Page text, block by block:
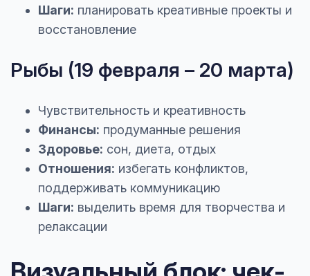
Шаги: планировать креативные проекты и
восстановление
Рыбы (19 февраля – 20 марта)
Чувствительность и креативность
Финансы: продуманные решения
Здоровье: сон, диета, отдых
Отношения: избегать конфликтов,
поддерживать коммуникацию
Шаги: выделить время для творчества и
релаксации